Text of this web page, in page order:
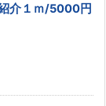
介１ｍ/5000円